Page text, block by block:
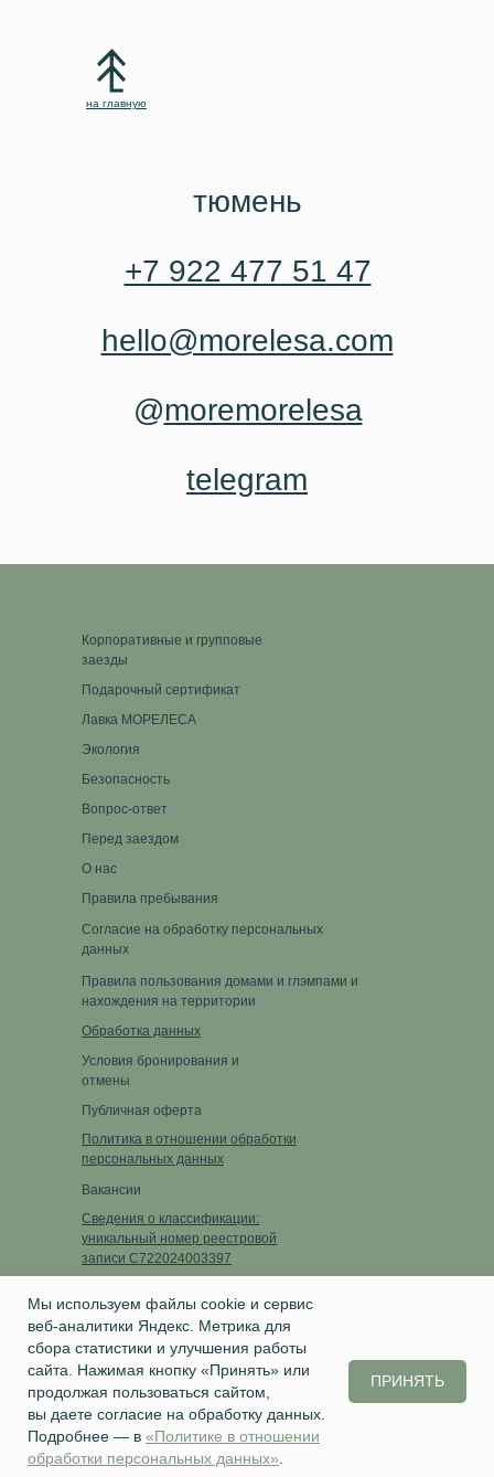
Написать нам
на главную
тюмень
+7 922 477 51 47
hello@morelesa.com
@moremorelesa
telegram
Корпоративные и групповые
заезды
Публичная оферта
Условия бронирования и
отмены
Перед заездом
Лавка МОРЕЛЕСА
Подарочный сертификат
Обработка данных
Политика в отношении обработки
персональных данных
Сведения о классификации:
уникальный номер реестровой
записи С722024003397
МОРЕЛЕСА © 2020, Тюмень
Правила пребывания
Согласие на обработку персональных
данных
Правила пользования домами и глэмпами и
нахождения на территории
Безопасность
Экология
О нас
Вакансии
Вопрос-ответ
Мы используем файлы cookie и сервис
веб-аналитики Яндекс. Метрика для
сбора статистики и улучшения работы
сайта. Нажимая кнопку «Принять» или
продолжая пользоваться сайтом,
вы даете согласие на обработку данных.
Подробнее — в «Политике в отношении
обработки персональных данных»
ПРИНЯТЬ